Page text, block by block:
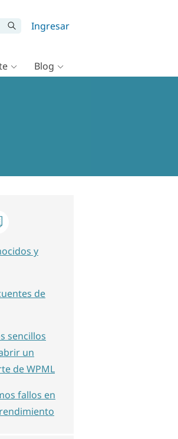
Ingresar
Blog
y
de
sencillos
un
de WPML
fallos en